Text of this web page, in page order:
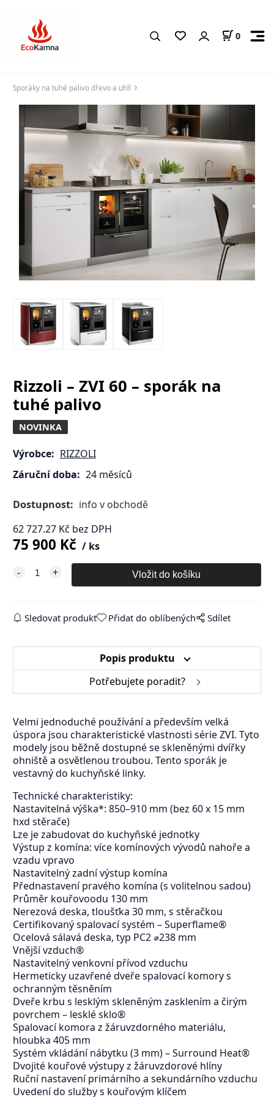
0
Sporáky na tuhé palivo dřevo a uhlí
Rizzoli – ZVI 60 – sporák na
tuhé palivo
NOVINKA
Výrobce: RIZZOLI
Záruční doba: 24 měsíců
Dostupnost: info v obchodě
62 727.27Kč bez DPH
75 900 Kč ks
Sledovat produkt Přidat do oblíbených Sdílet
Popis produktu
Potřebujete poradit?
Velmi jednoduché používání a především velká
úspora jsou charakteristické vlastnosti série ZVI. Tyto
modely jsou běžně dostupné se skleněnými dvířky
ohniště a osvětlenou troubou. Tento sporák je
vestavný do kuchyňské linky.
Technické charakteristiky:
Nastavitelná výška*: 850–910 mm (bez 60 x 15 mm
hxd stěrače)
Lze je zabudovat do kuchyňské jednotky
Výstup z komína: více komínových vývodů nahoře a
vzadu vpravo
Nastavitelný zadní výstup komína
Přednastavení pravého komína (s volitelnou sadou)
Průměr kouřovoodu 130 mm
Nerezová deska, tloušťka 30 mm, s stěračkou
Certifikovaný spalovací systém – Superflame®
Ocelová sálavá deska, typ PC2 ⌀238 mm
Vnější vzduch®
Nastavitelný venkovní přívod vzduchu
Hermeticky uzavřené dveře spalovací komory s
ochranným těsněním
Dveře krbu s lesklým skleněným zasklením a čirým
povrchem – lesklé sklo®
Spalovací komora z žáruvzdorného materiálu,
hloubka 405 mm
Systém vkládání nábytku (3 mm) – Surround Heat®
Dvojité kouřové výstupy z žáruvzdorové hlíny
Ruční nastavení primárního a sekundárního vzduchu
Uvedení do služby s kouřovým klíčem